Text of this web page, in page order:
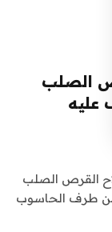
الصلب
عليه
القرص الصلب
من طرف الحاسوب